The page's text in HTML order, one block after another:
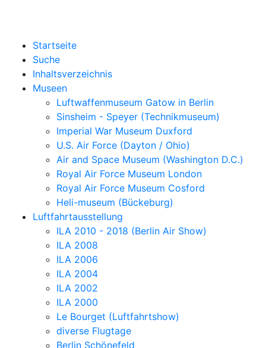
Startseite
Suche
Inhaltsverzeichnis
Museen
Luftwaffenmuseum Gatow in Berlin
Sinsheim - Speyer (Technikmuseum)
Imperial War Museum Duxford
U.S. Air Force (Dayton / Ohio)
Air and Space Museum (Washington D.C.)
Royal Air Force Museum London
Royal Air Force Museum Cosford
Heli-museum (Bückeburg)
Luftfahrtausstellung
ILA 2010 - 2018 (Berlin Air Show)
ILA 2008
ILA 2006
ILA 2004
ILA 2002
ILA 2000
Le Bourget (Luftfahrtshow)
diverse Flugtage
Berlin Schönefeld